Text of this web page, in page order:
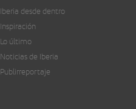
Iberia desde dentro
Inspiración
Lo último
Noticias de Iberia
Publirreportaje